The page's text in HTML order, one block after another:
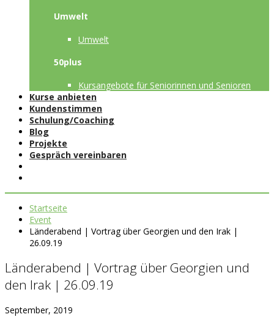
Umwelt
Umwelt
50plus
Kursangebote für Seniorinnen und Senioren
Kurse anbieten
Kundenstimmen
Schulung/Coaching
Blog
Projekte
Gespräch vereinbaren
Startseite
Event
Länderabend | Vortrag über Georgien und den Irak |
26.09.19
Länderabend | Vortrag über Georgien und
den Irak | 26.09.19
September, 2019